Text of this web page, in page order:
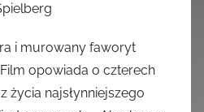
i murowany faworyt
opowiada o czterech
życia najsłynniejszego